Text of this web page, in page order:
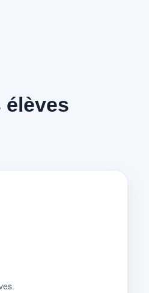
élèves